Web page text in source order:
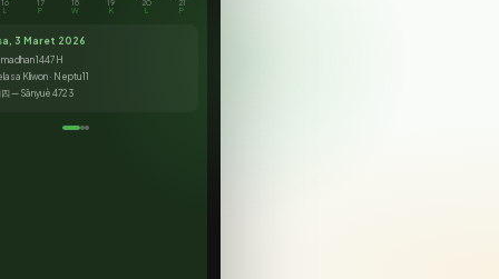
1447 H
Kliwon · Neptu 11
— Sānyuè 4723